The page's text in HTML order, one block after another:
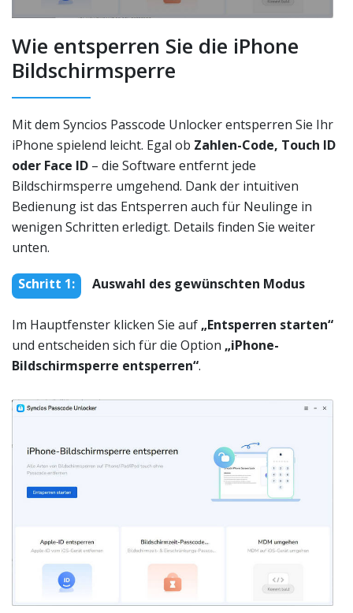
Wie entsperren Sie die iPhone
Bildschirmsperre
Mit dem Syncios Passcode Unlocker entsperren Sie Ihr
iPhone spielend leicht. Egal ob Zahlen-Code, Touch ID
oder Face ID – die Software entfernt jede
Bildschirmsperre umgehend. Dank der intuitiven
Bedienung ist das Entsperren auch für Neulinge in
wenigen Schritten erledigt. Details finden Sie weiter
unten.
Schritt 1: Auswahl des gewünschten Modus
Im Hauptfenster klicken Sie auf „Entsperren starten“
und entscheiden sich für die Option „iPhone-
Bildschirmsperre entsperren“.